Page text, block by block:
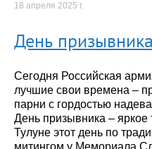
18 апреля 2025 г.
День призывника
Сегодня Российская
лучшие свои времена –
парни с гордостью
День призывника –
Тулуне этот день по